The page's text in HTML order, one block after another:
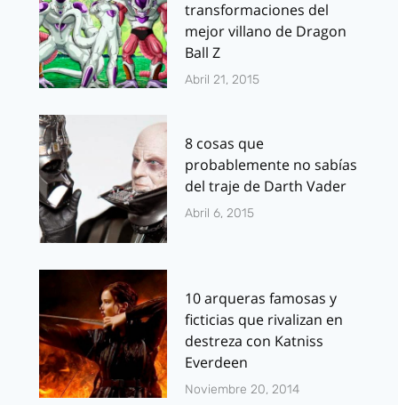
transformaciones del
mejor villano de Dragon
Ball Z
Abril 21, 2015
8 cosas que
probablemente no sabías
del traje de Darth Vader
Abril 6, 2015
10 arqueras famosas y
ficticias que rivalizan en
destreza con Katniss
Everdeen
Noviembre 20, 2014